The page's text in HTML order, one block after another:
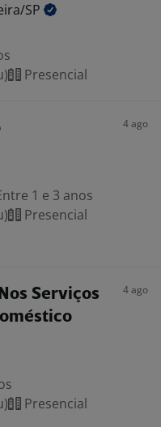
SP
Presencial
4 ago
1 e 3 anos
Presencial
Serviços
4 ago
Presencial